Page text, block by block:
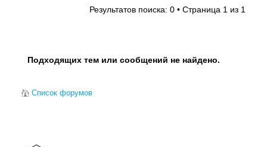
Результатов поиска: 0 • Страница 1из 1
Подходящих тем или сообщений не найдено.
Список форумов